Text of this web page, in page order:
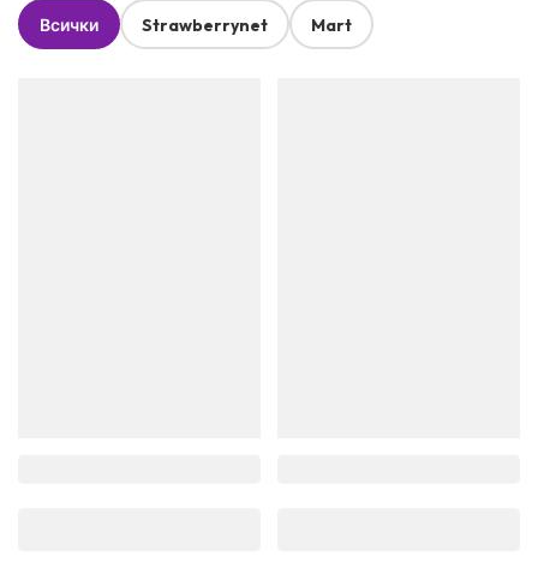
Всички Strawberrynet Mart